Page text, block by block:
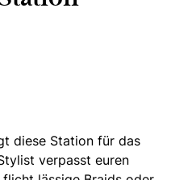
diese Station für das
verpasst euren